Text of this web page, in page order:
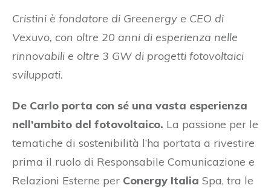
Cristini è fondatore di Greenergy e CEO di
Vexuvo, con oltre 20 anni di esperienza nelle
rinnovabili e oltre 3 GW di progetti fotovoltaici
sviluppati.
De Carlo porta con sé una vasta esperienza
nell’ambito del fotovoltaico. La passione per le
tematiche di sostenibilità l’ha portata a rivestire
prima il ruolo di Responsabile Comunicazione e
Relazioni Esterne per Conergy Italia Spa, tra le